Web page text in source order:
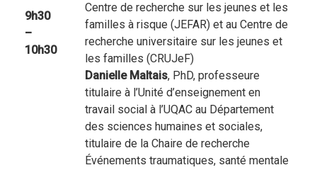
9h30
–
10h30
Centre de recherche sur les jeunes et les
familles à risque (JEFAR) et au Centre de
recherche universitaire sur les jeunes et
les familles (CRUJeF)
Danielle Maltais, PhD, professeure
titulaire à l’Unité d’enseignement en
travail social à l’UQAC au Département
des sciences humaines et sociales,
titulaire de la Chaire de recherche
Événements traumatiques, santé mentale